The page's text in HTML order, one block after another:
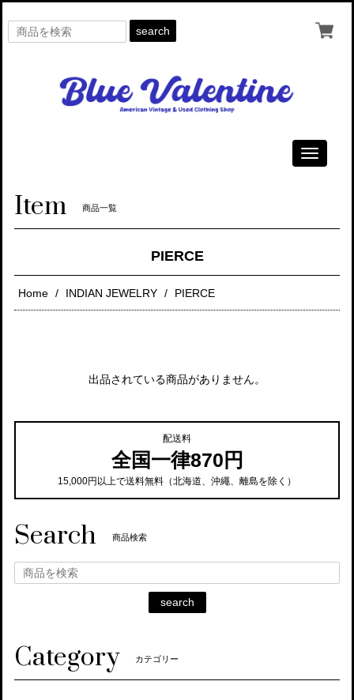
search
Toggle
Item 商品一覧
PIERCE
Home INDIAN JEWELRY PIERCE
出品されている商品がありません。
配送料
全国一律870円
15,000円以上で送料無料（北海道、沖繩、離島を除く）
Search 商品検索
search
Category カテゴリー